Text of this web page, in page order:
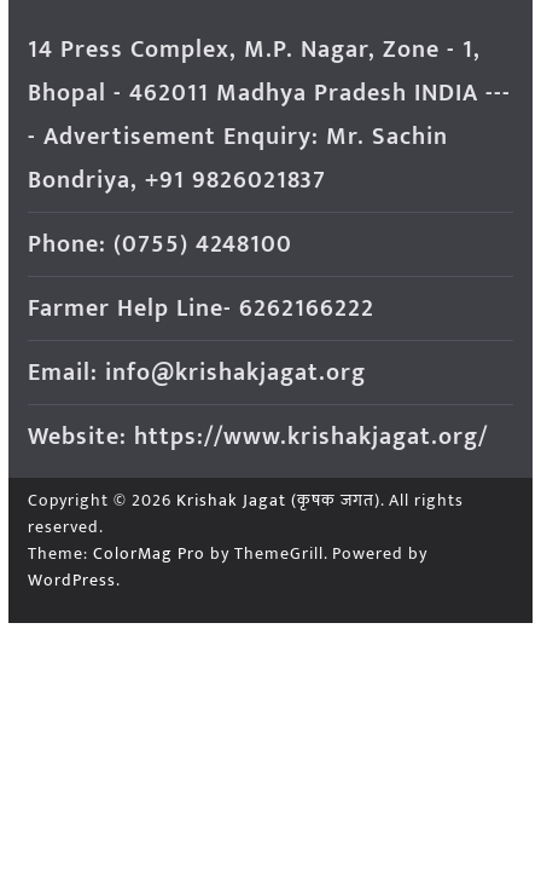
14 Press Complex, M.P. Nagar, Zone - 1,
Bhopal - 462011 Madhya Pradesh INDIA ---
- Advertisement Enquiry: Mr. Sachin
Bondriya, +91 9826021837
Phone: (0755) 4248100
Farmer Help Line- 6262166222
Email: info@krishakjagat.org
Website: https://www.krishakjagat.org/
Copyright © 2026 Krishak Jagat (कृषक जगत). All rights
reserved.
Theme: ColorMag Pro by ThemeGrill. Powered by
WordPress.